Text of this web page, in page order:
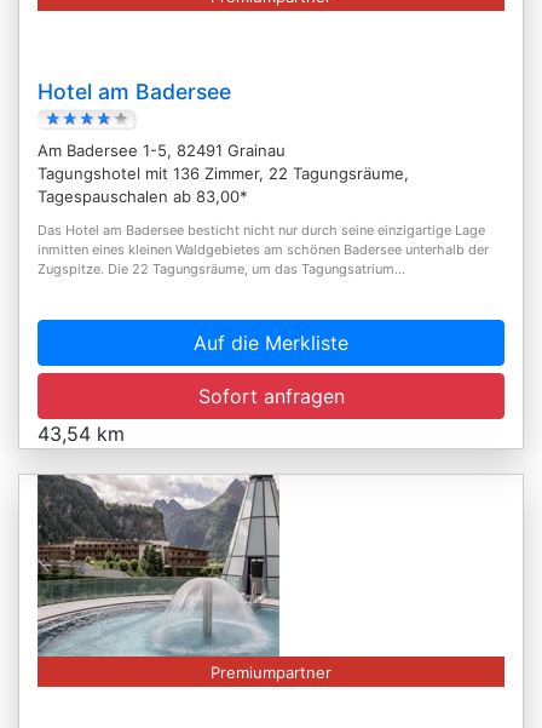
Hotel am Badersee
Am Badersee 1-5, 82491 Grainau
Tagungshotel mit 136 Zimmer, 22 Tagungsräume,
Tagespauschalen ab 83,00*
Das Hotel am Badersee besticht nicht nur durch seine einzigartige Lage
inmitten eines kleinen Waldgebietes am schönen Badersee unterhalb der
Zugspitze. Die 22 Tagungsräume, um das Tagungsatrium...
Auf die Merkliste
Sofort anfragen
43,54 km
Premiumpartner